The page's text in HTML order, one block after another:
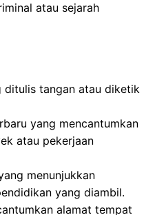
atau sejarah
ditulis tangan atau diketik
yang mencantumkan
atau pekerjaan
menunjukkan
yang diambil.
alamat tempat